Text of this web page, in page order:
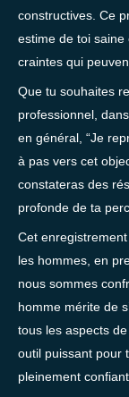
constructives. Ce
estime de toi
craintes qui
Que tu souhaites
professionnel,
en général, “Je
à pas vers cet
constateras des
profonde de ta
Cet
les hommes, en
nous sommes
homme mérite de
tous les aspects
outil puissant pour
pleinement confiant.